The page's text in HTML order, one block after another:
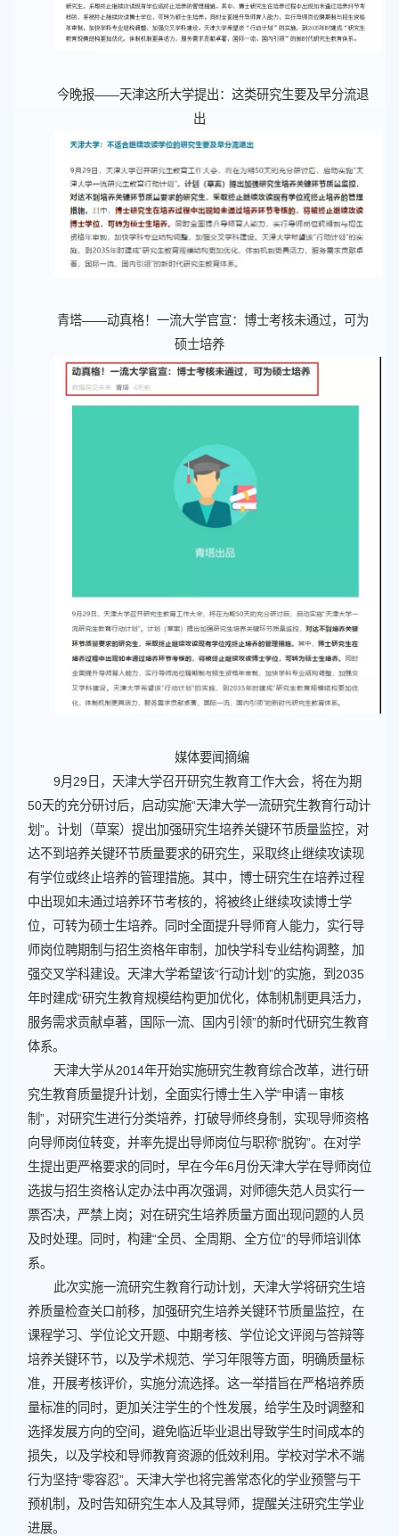
今晚报——天津这所大学提出：这类研究生要及早分流退
出
青塔——动真格！一流大学官宣：博士考核未通过，可为
硕士培养
媒体要闻摘编
9月29日，天津大学召开研究生教育工作大会，将在为期
50天的充分研讨后，启动实施“天津大学一流研究生教育行动计
划”。 计划（草案）提出加强研究生培养关键环节质量监控，对
达不到培养关键环节质量要求的研究生，采取终止继续攻读现
有学位或终止培养的管理措施。其中，博士研究生在培养过程
中出现如未通过培养环节考核的，将被终止继续攻读博士学
位，可转为硕士生培养。同时全面提升导师育人能力，实行导
师岗位聘期制与招生资格年审制，加快学科专业结构调整，加
强交叉学科建设。天津大学希望该“行动计划”的实施，到2035
年时建成“研究生教育规模结构更加优化，体制机制更具活力，
服务需求贡献卓著，国际一流、国内引领”的新时代研究生教育
体系。
天津大学从2014年开始实施研究生教育综合改革，进行研
究生教育质量提升计划，全面实行博士生入学“申请－审核
制”，对研究生进行分类培养，打破导师终身制，实现导师资格
向导师岗位转变，并率先提出导师岗位与职称“脱钩”。在对学
生提出更严格要求的同时，早在今年6月份天津大学在导师岗位
选拔与招生资格认定办法中再次强调， 对师德失范人员实行一
票否决，严禁上岗；对在研究生培养质量方面出现问题的人员
及时处理。同时， 构建“全员、全周期、全方位”的导师培训体
系。
此次实施一流研究生教育行动计划，天津大学将研究生培
养质量检查关口前移， 加强研究生培养关键环节质量监控，在
课程学习、学位论文开题、中期考核、学位论文评阅与答辩等
培养关键环节，以及学术规范、学习年限等方面，明确质量标
准，开展考核评价，实施分流选择。这一举措旨在严格培养质
量标准的同时，更加关注学生的个性发展，给学生及时调整和
选择发展方向的空间，避免临近毕业退出导致学生时间成本的
损失，以及学校和导师教育资源的低效利用。学校对学术不端
行为坚持“零容忍”。天津大学也将完善常态化的学业预警与干
预机制，及时告知研究生本人及其导师，提醒关注研究生学业
进展。